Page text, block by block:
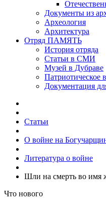
Документы из
Археология
Архитектура
Отряд ПАМЯТЬ
История отряда
Статьи в СМИ
Музей в Дубраве
Патриотическое
Документация
Статьи
О войне на
Литература о войне
Шли на смерть во имя
Что нового